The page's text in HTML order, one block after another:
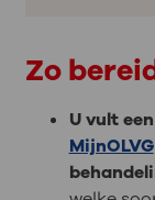
Zo
U vult
MijnOLVG